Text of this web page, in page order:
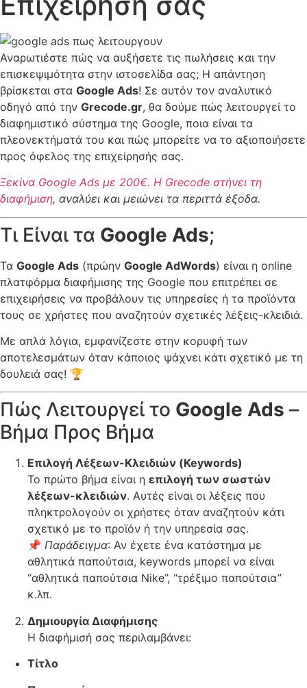
Αναρωτιέστε πώς να αυξήσετε τις πωλήσεις και την
επισκεψιμότητα στην ιστοσελίδα σας; Η απάντηση
βρίσκεται στα Google Ads! Σε αυτόν τον αναλυτικό
οδηγό από την Grecode.gr, θα δούμε πώς λειτουργεί το
διαφημιστικό σύστημα της Google, ποια είναι τα
πλεονεκτήματά του και πώς μπορείτε να το αξιοποιήσετε
προς όφελος της επιχείρησής σας.
Ξεκίνα Google Ads με 200€. Η Grecode στήνει τη
διαφήμιση, αναλύει και μειώνει τα περιττά έξοδα.
Τι Είναι τα Google Ads;
Τα Google Ads (πρώην Google AdWords) είναι η online
πλατφόρμα διαφήμισης της Google που επιτρέπει σε
επιχειρήσεις να προβάλουν τις υπηρεσίες ή τα προϊόντα
τους σε χρήστες που αναζητούν σχετικές λέξεις-κλειδιά.
Με απλά λόγια, εμφανίζεστε στην κορυφή των
αποτελεσμάτων όταν κάποιος ψάχνει κάτι σχετικό με τη
δουλειά σας! 🏆
Πώς Λειτουργεί το Google Ads –
Βήμα Προς Βήμα
Επιλογή Λέξεων-Κλειδιών (Keywords)
Το πρώτο βήμα είναι η επιλογή των σωστών
λέξεων-κλειδιών. Αυτές είναι οι λέξεις που
πληκτρολογούν οι χρήστες όταν αναζητούν κάτι
σχετικό με το προϊόν ή την υπηρεσία σας.
📌 Παράδειγμα: Αν έχετε ένα κατάστημα με
αθλητικά παπούτσια, keywords μπορεί να είναι
“αθλητικά παπούτσια Nike”, “τρέξιμο παπούτσια”
κ.λπ.
Δημιουργία Διαφήμισης
Η διαφήμισή σας περιλαμβάνει:
Τίτλο